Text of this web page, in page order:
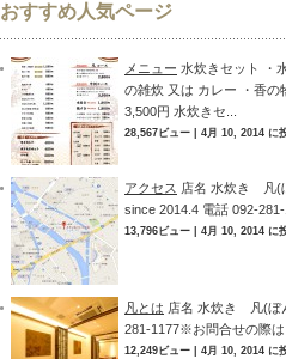
おすすめ人気ページ
メニュー 水炊きセット ・
の雑炊 又は カレー ・香の
3,500円 水炊きセ...
28,567ビュー 4月 10, 2014 に
アクセス 店名 水炊き 凡
since 2014.4 電話 092-281-
13,796ビュー 4月 10, 2014 に
凡とは 店名 水炊き 凡(ぼ
281-1177※お問合せの際は
12,249ビュー 4月 10, 2014 に